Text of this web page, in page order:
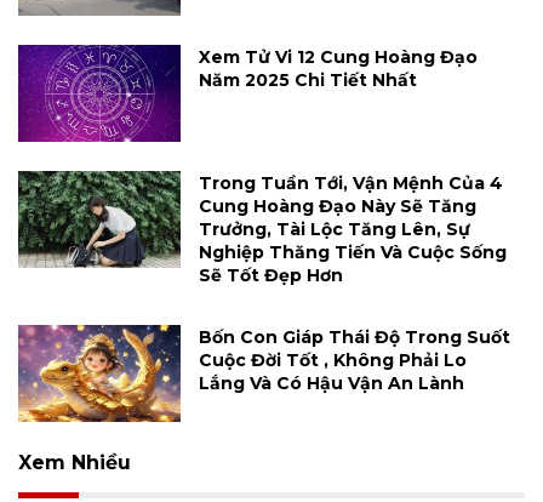
Xem Tử Vi 12 Cung Hoàng Đạo
Năm 2025 Chi Tiết Nhất
Trong Tuần Tới, Vận Mệnh Của 4
Cung Hoàng Đạo Này Sẽ Tăng
Trưởng, Tài Lộc Tăng Lên, Sự
Nghiệp Thăng Tiến Và Cuộc Sống
Sẽ Tốt Đẹp Hơn
Bốn Con Giáp Thái Độ Trong Suốt
Cuộc Đời Tốt , Không Phải Lo
Lắng Và Có Hậu Vận An Lành
Xem Nhiều